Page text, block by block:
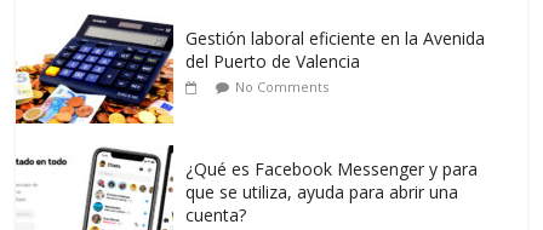
Gestión laboral eficiente en la Avenida
del Puerto de Valencia
No Comments
¿Qué es Facebook Messenger y para
que se utiliza, ayuda para abrir una
cuenta?